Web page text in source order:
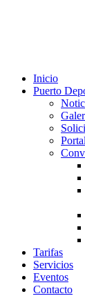
Inicio
Puerto
Tarifas
Servicios
Eventos
Contacto